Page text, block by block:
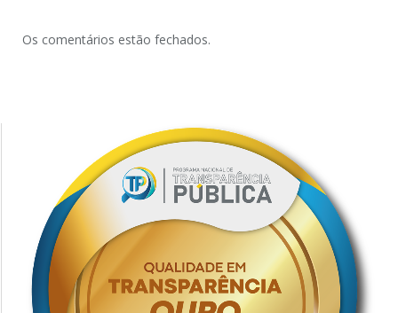
Os comentários estão fechados.